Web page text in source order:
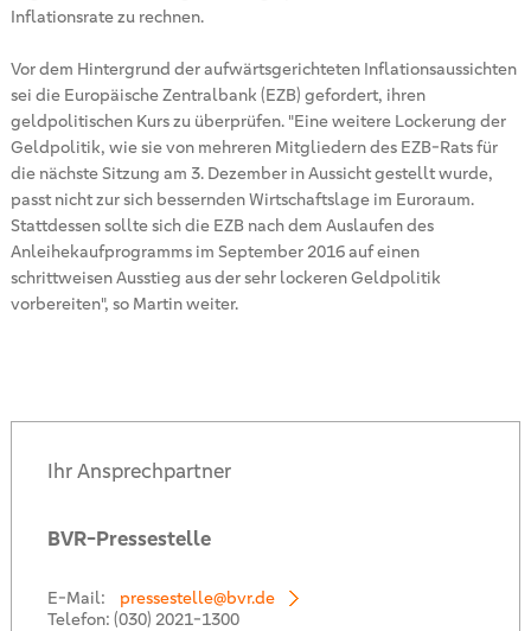
Inflationsrate zu rechnen.
Vor dem Hintergrund der aufwärtsgerichteten Inflationsaussichten
sei die Europäische Zentralbank (EZB) gefordert, ihren
geldpolitischen Kurs zu überprüfen. "Eine weitere Lockerung der
Geldpolitik, wie sie von mehreren Mitgliedern des EZB-Rats für
die nächste Sitzung am 3. Dezember in Aussicht gestellt wurde,
passt nicht zur sich bessernden Wirtschaftslage im Euroraum.
Stattdessen sollte sich die EZB nach dem Auslaufen des
Anleihekaufprogramms im September 2016 auf einen
schrittweisen Ausstieg aus der sehr lockeren Geldpolitik
vorbereiten", so Martin weiter.
Ihr Ansprechpartner
BVR-Pressestelle
E-Mail:
pressestelle@bvr.de
Telefon: (030) 2021-1300